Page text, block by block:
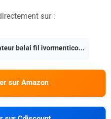
sur :
balai fil ivormentico...
sur Amazon